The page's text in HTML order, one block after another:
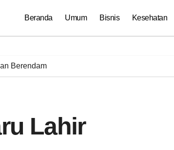
Beranda Umum Bisnis Kesehatan
Berendam
Lahir